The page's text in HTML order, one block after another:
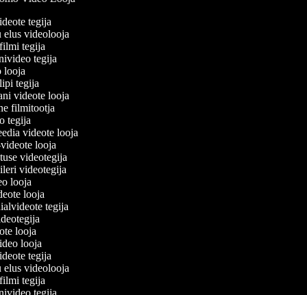
tegija
elus videolooja
tegija
tegija
looja
tegija
videote looja
filmitootja
tegija
videote looja
videote looja
videotegija
videotegija
looja
looja
tegija
looja
looja
tegija
elus videolooja
tegija